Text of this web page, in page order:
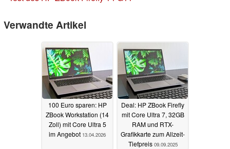
Verwandte Artikel
100 Euro sparen: HP
ZBook Workstation (14
Zoll) mit Core Ultra 5
im Angebot 13.04.2026
Deal: HP ZBook Firefly
mit Core Ultra 7, 32GB
RAM und RTX-
Grafikkarte zum Allzeit-
Tiefpreis 09.09.2025